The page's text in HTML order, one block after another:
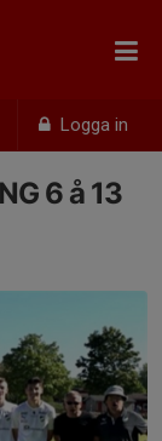
Logga in
6 å 13